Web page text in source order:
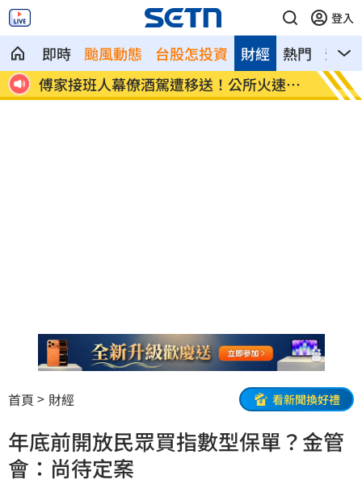
登入
即時 颱風動態 台股怎投資 熱門 影音
財經
傅家接班人幕僚酒駕遭移送！公所火速准
辭
颱風
警
首頁 財經 看新聞換好禮
年底前開放民眾買指數型保單？金管
會：尚待定案